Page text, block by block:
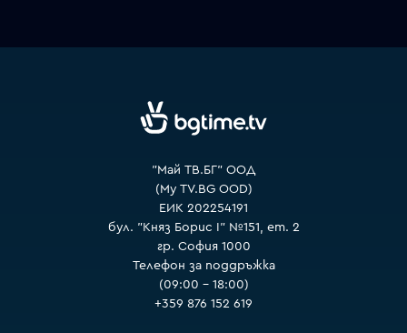
"Май ТВ.БГ" ООД
(My TV.BG OOD)
ЕИК 202254191
бул. "Княз Борис I" №151, ет. 2
гр. София 1000
Телефон за поддръжка
(09:00 – 18:00)
+359 876 152 619